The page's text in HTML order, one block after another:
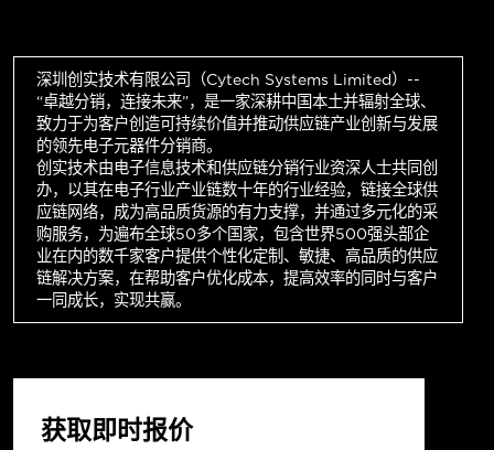
深圳创实技术有限公司（Cytech Systems Limited）--
“卓越分销，连接未来”，是一家深耕中国本土并辐射全球、
致力于为客户创造可持续价值并推动供应链产业创新与发展
的领先电子元器件分销商。
创实技术由电子信息技术和供应链分销行业资深人士共同创
办，以其在电子行业产业链数十年的行业经验，链接全球供
应链网络，成为高品质货源的有力支撑，并通过多元化的采
购服务，为遍布全球50多个国家，包含世界500强头部企
业在内的数千家客户提供个性化定制、敏捷、高品质的供应
链解决方案，在帮助客户优化成本，提高效率的同时与客户
一同成长，实现共赢。
获取即时报价